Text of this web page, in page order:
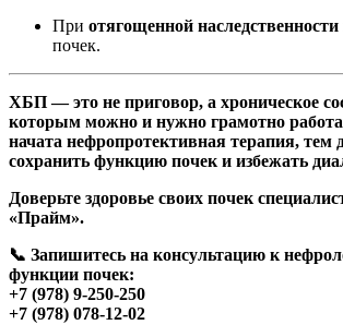
При отягощенной наследственности
почек.
ХБП — это не приговор, а хроническое
которым можно и нужно грамотно
начата нефропротективная терапия, тем
сохранить функцию почек и избежать
Доверьте здоровье своих почек
«Прайм».
📞 Запишитесь на консультацию к
функции почек:
+7 (978) 9-250-250
+7 (978) 078-12-02